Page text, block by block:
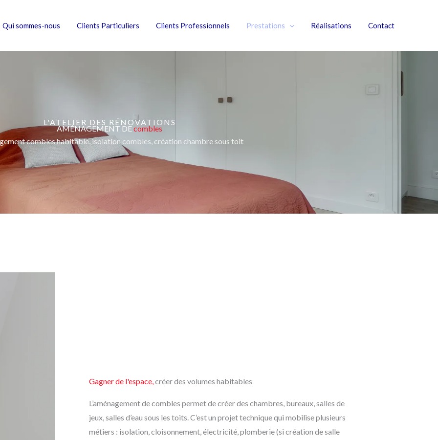
Qui sommes-nous Clients Particuliers Clients Professionnels Prestations Réalisations Contact
L'ATELIER DES RÉNOVATIONS
AMÉNAGEMENT DEcombles
combles habitable, isolation combles, création chambre sous toit
Gagner de l'espace, créer des volumes habitables
L’aménagement de combles permet de créer des chambres, bureaux, salles de
jeux, salles d’eau sous les toits. C’est un projet technique qui mobilise plusieurs
métiers : isolation, cloisonnement, électricité, plomberie (si création de salle